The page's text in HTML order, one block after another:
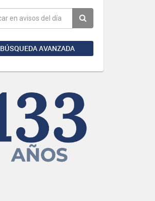
BÚSQUEDA AVANZADA